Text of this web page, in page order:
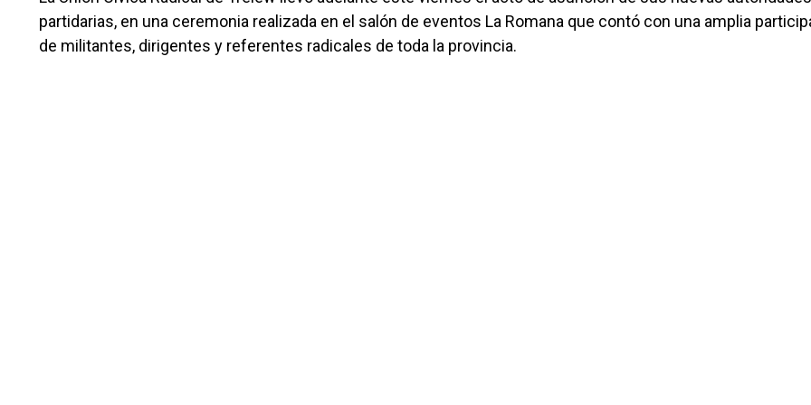
partidarias, en una ceremonia realizada en el salón de eventos La Romana que contó con una amplia
de militantes, dirigentes y referentes radicales de toda la provincia.